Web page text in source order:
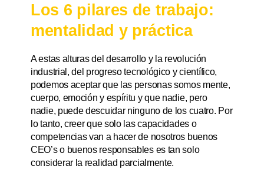
Los 6 pilares de trabajo:
mentalidad y práctica
A estas alturas del desarrollo y la revolución
industrial, del progreso tecnológico y científico,
podemos aceptar que las personas somos mente,
cuerpo, emoción y espíritu y que nadie, pero
nadie, puede descuidar ninguno de los cuatro. Por
lo tanto, creer que solo las capacidades o
competencias van a hacer de nosotros buenos
CEO’s o buenos responsables es tan solo
considerar la realidad parcialmente.